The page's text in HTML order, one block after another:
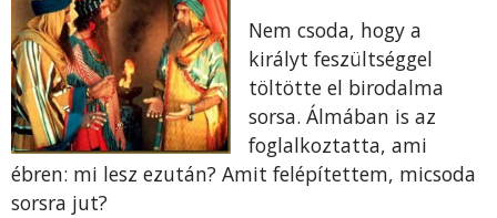
Nem csoda, hogy a
királyt feszültséggel
töltötte el birodalma
sorsa. Álmában is az
foglalkoztatta, ami
ébren: mi lesz ezután? Amit felépítettem, micsoda
sorsra jut?